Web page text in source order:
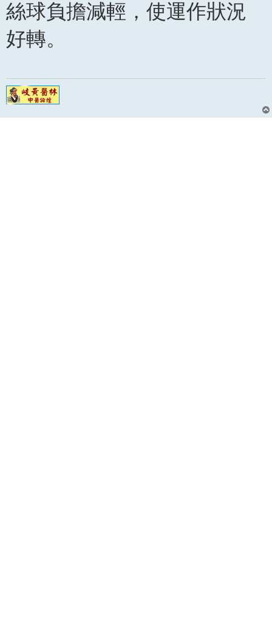
絲球負擔減輕，使運作狀況
好轉。